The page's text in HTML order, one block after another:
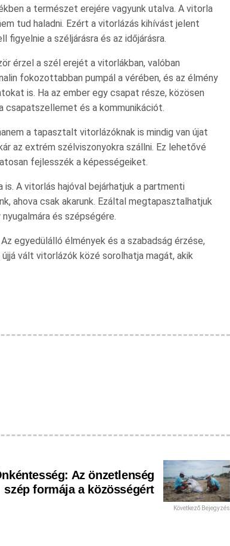
a természet erejére vagyunk utalva. A vitorla
tud haladni. Ezért a vitorlázás kihívást jelent
figyelnie a széljárásra és az időjárásra.
érzel a szél erejét a vitorlákban, valóban
fokozottabban pumpál a vérében, és az élmény
is. Ha az ember egy csapat része, közösen
csapatszellemet és a kommunikációt.
a tapasztalt vitorlázóknak is mindig van újat
az extrém szélviszonyokra szállni. Ez lehetővé
fejlesszék a képességeiket.
A vitorlás hajóval bejárhatjuk a partmenti
ahova csak akarunk. Ezáltal megtapasztalhatjuk
és szépségére.
egyedülálló élmények és a szabadság érzése,
vált vitorlázók közé sorolhatja magát, akik
Az önzetlenség
szép formája a közösségért
Következő Bejegyzés